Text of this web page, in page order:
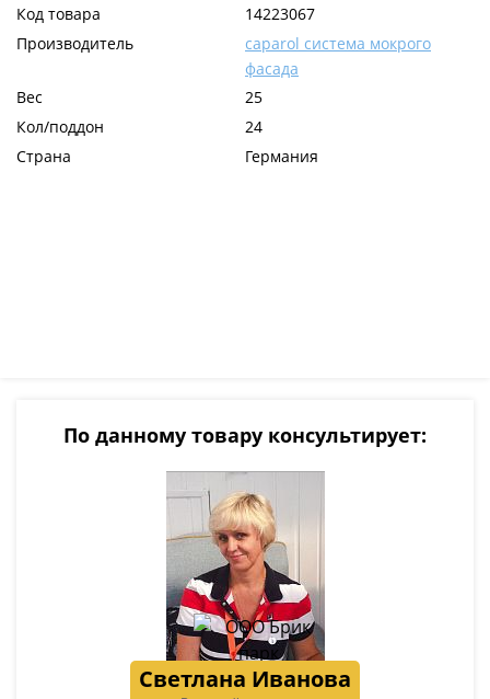
Код товара
14223067
Производитель
caparol система мокрого
фасада
Вес
25
Кол/поддон
24
Страна
Германия
По данному товару консультирует:
Светлана Иванова